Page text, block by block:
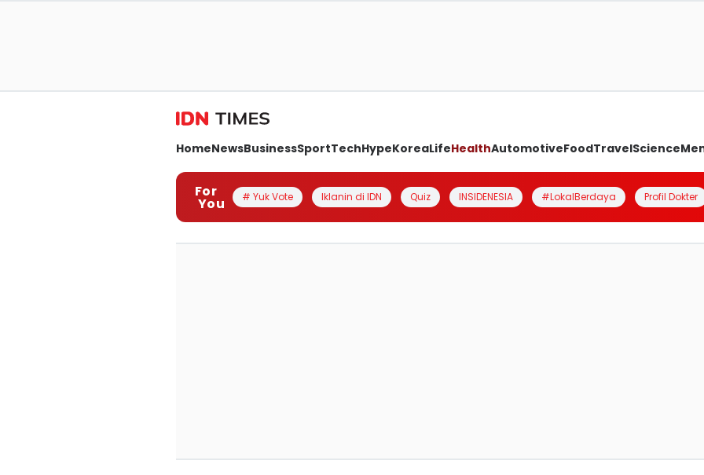
HomeNewsBusinessSportTechHypeKoreaLifeHealthAutomotiveFoodTravelScience
For
You # Yuk Vote Iklanin di IDN Quiz INSIDENESIA #LokalBerdaya Profil Dokter